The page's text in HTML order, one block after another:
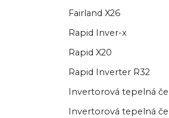
Fairland X26
Rapid Inver-x
Rapid X20
Rapid Inverter R32
Invertorová tepelná
Invertorová tepelná